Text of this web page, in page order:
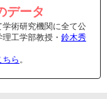
データ
学術研究機関に全て公
工学部教授・ 鈴木秀
ちら 。